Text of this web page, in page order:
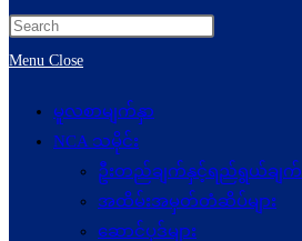
Menu Close
မူလစာမျက်နှာ
NCA သမိုင်း
ဦးတည်ချက်နှင့်ရည်ရွယ်ချက်
အထိမ်းအမှတ်တံဆိပ်များ
ဆောင်ပုဒ်များ